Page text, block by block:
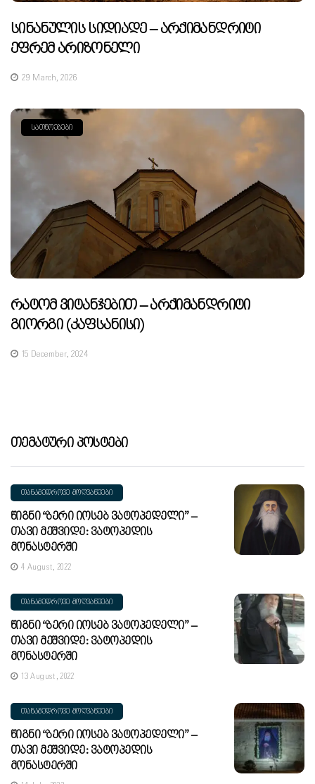
Სინანულის Სიდიადე – Არქიმანდრიტი
Ეფრემ Არიზონელი
29 March, 2026
ᲡᲐᲗᲜᲝᲔᲑᲔᲑᲘ
Რატომ Ვიტანჯებით – Არქიმანდრიტი
Გიორგი (კაფსანისი)
15 December, 2024
Თემატური Პოსტები
ᲗᲐᲜᲐᲛᲔᲓᲠᲝᲕᲔ ᲛᲝᲦᲕᲐᲬᲔᲔᲑᲘ
Წიგნი “ბერი Იოსებ Ვატოპედელი” –
Თავი Მეშვიდე: Ვატოპედის
Მონასტერში
4 August, 2022
ᲗᲐᲜᲐᲛᲔᲓᲠᲝᲕᲔ ᲛᲝᲦᲕᲐᲬᲔᲔᲑᲘ
Წიგნი “ბერი Იოსებ Ვატოპედელი” –
Თავი Მეშვიდე: Ვატოპედის
Მონასტერში
13 August, 2022
ᲗᲐᲜᲐᲛᲔᲓᲠᲝᲕᲔ ᲛᲝᲦᲕᲐᲬᲔᲔᲑᲘ
Წიგნი “ბერი Იოსებ Ვატოპედელი” –
Თავი Მეშვიდე: Ვატოპედის
Მონასტერში